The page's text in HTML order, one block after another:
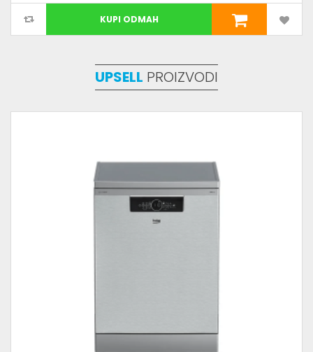
KUPI ODMAH
UPSELL PROIZVODI